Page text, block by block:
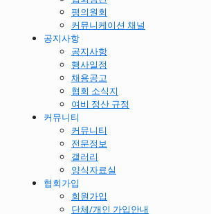
평의원회
커뮤니케이션 채널
공지사항
공지사항
행사일정
채용공고
협회 소식지
여비 정산 규정
커뮤니티
커뮤니티
전문정보
갤러리
양식자료실
협회가입
회원가입
단체/개인 가입안내